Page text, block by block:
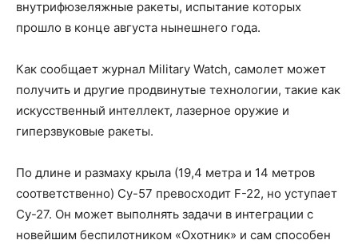
внутрифюзеляжные ракеты, испытание которых
прошло в конце августа нынешнего года.
Как сообщает журнал Military Watch, самолет может
получить и другие продвинутые технологии, такие как
искусственный интеллект, лазерное оружие и
гиперзвуковые ракеты.
По длине и размаху крыла (19,4 метра и 14 метров
соответственно) Су-57 превосходит F-22, но уступает
Су-27. Он может выполнять задачи в интеграции с
новейшим беспилотником «Охотник» и сам способен